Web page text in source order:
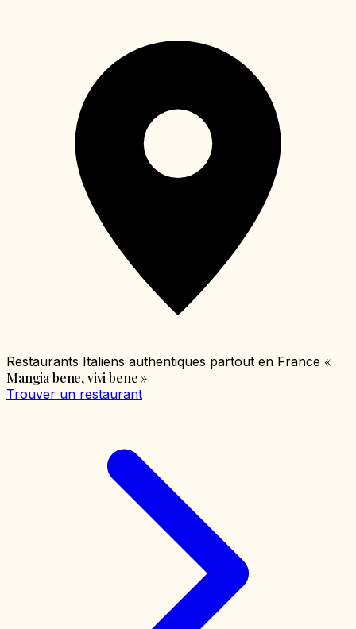
Restaurants Italiens authentiques partout en France «
Mangia bene, vivi bene »
Trouver un restaurant